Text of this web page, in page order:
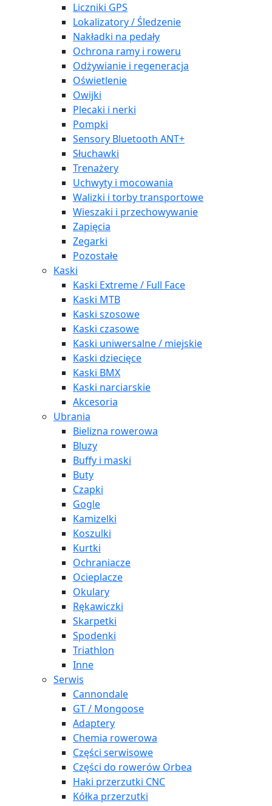
Liczniki GPS
Lokalizatory / Śledzenie
Nakładki na pedały
Ochrona ramy i roweru
Odżywianie i regeneracja
Oświetlenie
Owijki
Plecaki i nerki
Pompki
Sensory Bluetooth ANT+
Słuchawki
Trenażery
Uchwyty i mocowania
Walizki i torby transportowe
Wieszaki i przechowywanie
Zapięcia
Zegarki
Pozostałe
Kaski
Kaski Extreme / Full Face
Kaski MTB
Kaski szosowe
Kaski czasowe
Kaski uniwersalne / miejskie
Kaski dziecięce
Kaski BMX
Kaski narciarskie
Akcesoria
Ubrania
Bielizna rowerowa
Bluzy
Buffy i maski
Buty
Czapki
Gogle
Kamizelki
Koszulki
Kurtki
Ochraniacze
Ocieplacze
Okulary
Rękawiczki
Skarpetki
Spodenki
Triathlon
Inne
Serwis
Cannondale
GT / Mongoose
Adaptery
Chemia rowerowa
Części serwisowe
Części do rowerów Orbea
Haki przerzutki CNC
Kółka przerzutki